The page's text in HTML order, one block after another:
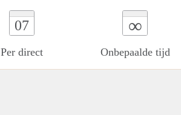
07
Per direct
∞
Onbepaalde tijd